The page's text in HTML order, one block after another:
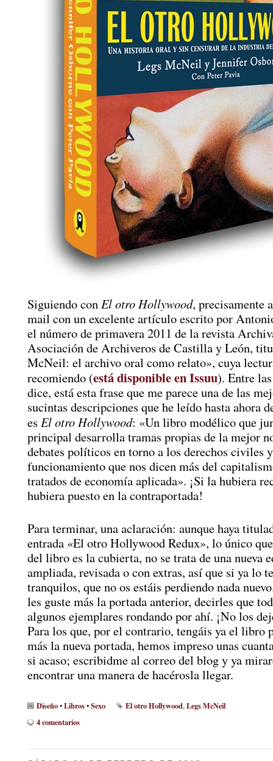
Siguiendo con El otro Hollywood, precisamente
mail con un excelente artículo escrito por
el número de primavera 2011 de la revista
Asociación de Archiveros de Castilla y León,
McNeil: el archivo oral como relato», cuya
recomiendo (está disponible en Issuu). Entre
dice, está esta frase que me parece una de las
sucintas descripciones que he leído hasta ahora
es El otro Hollywood: «Un libro modélico que
principal desarrolla tramas propias de la mejor
debates políticos en torno a los derechos civiles
funcionamiento que nos dicen más del
tratados de economía aplicada». ¡Si la hubiera
hubiera puesto en la contraportada!
Para terminar, una aclaración: aunque haya
entrada «El otro Hollywood Redux», lo único
del libro es la cubierta, no se trata de una nueva
ampliada, revisada o con extras, así que si ya lo
tranquilos, que no os estáis perdiendo nada
les guste más la portada anterior, decirles que
algunos ejemplares rondando por ahí. ¡No los
Para los que, por el contrario, tengáis ya el libro
más la nueva portada, hemos impreso unas
si acaso; escribidme al correo del blog y ya
encontrar una manera de hacérosla llegar.
Diseño•Libros•Sexo El otro Hollywood, Legs McNeil
4 comentarios